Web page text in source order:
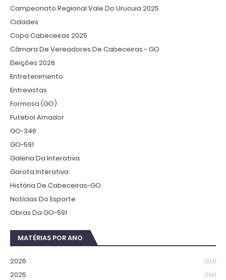
Campeonato Regional Vale Do Urucuia 2025
Cidades
Copa Cabeceiras 2025
Câmara De Vereadores De Cabeceiras - GO
Eleições 2026
Entretenimento
Entrevistas
Formosa (GO)
Futebol Amador
GO-346
GO-591
Galeria Da Interativa
Garota Interativa
História De Cabeceiras-GO
Notícias Do Esporte
Obras Da GO-591
MATÉRIAS POR ANO
2026 (124)
2025 (154)